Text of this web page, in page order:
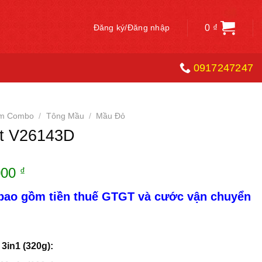
Đăng ký/Đăng nhập 0 ₫
0917247247
Combo / Tông Mầu / Mầu Đỏ
V26143D
₫.
₫
tại
gồm tiền thuế GTGT và cước vận chuyển
(320g):